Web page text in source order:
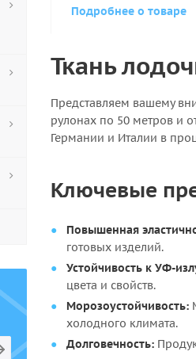
Подробнее о товаре
Ткань
Представляем вашему
рулонах по 50 метров и
Германии и Италии в
Ключевые
Повышенная
готовых изделий.
Устойчивость к УФ-
цвета и свойств.
Морозоустойчивость:
холодного климата.
Долговечность: